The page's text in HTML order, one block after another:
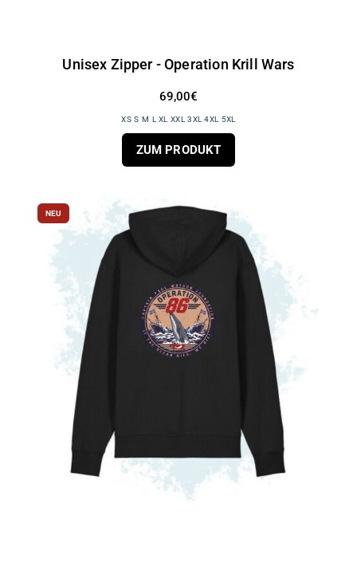
Unisex Zipper - Operation Krill Wars
69,00€
XS S M L XL XXL 3XL 4XL 5XL
ZUM PRODUKT
NEU